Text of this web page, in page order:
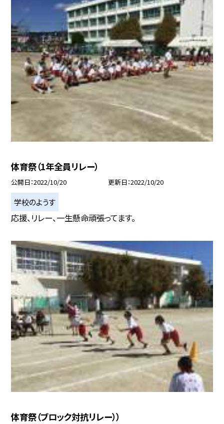
体育祭（1年全員リレー）
公開日 2022/10/20 更新日 2022/10/20
学校のようす
応援、リレー、一生懸命頑張ってます。
体育祭（ブロック対抗リレー））